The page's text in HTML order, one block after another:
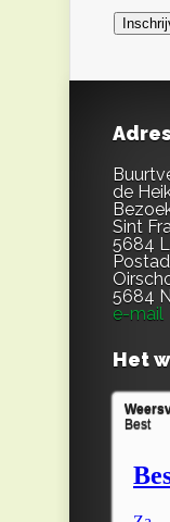
de
Sint
5684
5684
e-mail
Het
Best